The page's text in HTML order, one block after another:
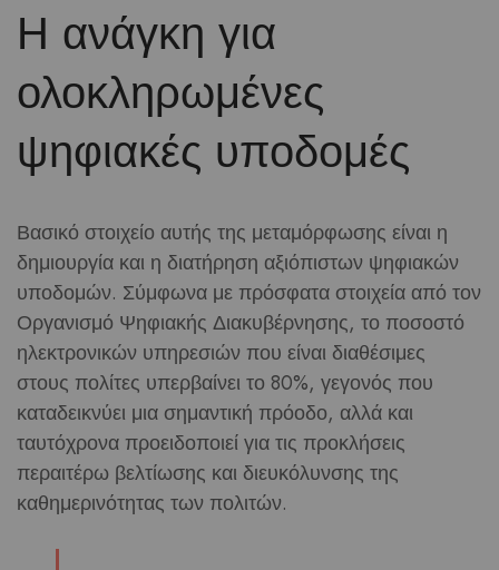
Η ανάγκη για
ολοκληρωμένες
ψηφιακές υποδομές
Βασικό στοιχείο αυτής της μεταμόρφωσης είναι η
δημιουργία και η διατήρηση αξιόπιστων ψηφιακών
υποδομών. Σύμφωνα με πρόσφατα στοιχεία από τον
Οργανισμό Ψηφιακής Διακυβέρνησης, το ποσοστό
ηλεκτρονικών υπηρεσιών που είναι διαθέσιμες
στους πολίτες υπερβαίνει το 80%, γεγονός που
καταδεικνύει μια σημαντική πρόοδο, αλλά και
ταυτόχρονα προειδοποιεί για τις προκλήσεις
περαιτέρω βελτίωσης και διευκόλυνσης της
καθημερινότητας των πολιτών.